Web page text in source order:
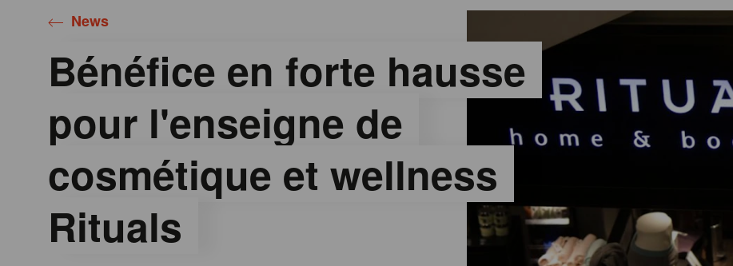
News
Bénéfice en forte hausse
pour l'enseigne de
cosmétique et wellness
Rituals